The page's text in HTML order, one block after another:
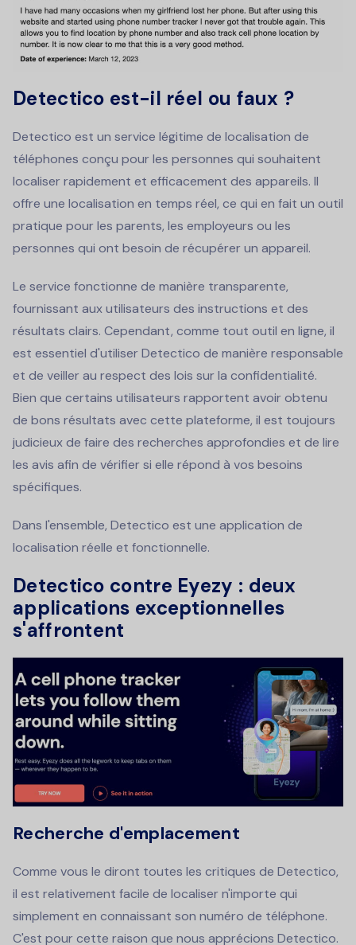
Detectico est-il réel ou faux ?
Detectico est un service légitime de localisation de
téléphones conçu pour les personnes qui souhaitent
localiser rapidement et efficacement des appareils. Il
offre une localisation en temps réel, ce qui en fait un outil
pratique pour les parents, les employeurs ou les
personnes qui ont besoin de récupérer un appareil.
Le service fonctionne de manière transparente,
fournissant aux utilisateurs des instructions et des
résultats clairs. Cependant, comme tout outil en ligne, il
est essentiel d'utiliser Detectico de manière responsable
et de veiller au respect des lois sur la confidentialité.
Bien que certains utilisateurs rapportent avoir obtenu
de bons résultats avec cette plateforme, il est toujours
judicieux de faire des recherches approfondies et de lire
les avis afin de vérifier si elle répond à vos besoins
spécifiques.
Dans l'ensemble, Detectico est une application de
localisation réelle et fonctionnelle.
Detectico contre Eyezy : deux
applications exceptionnelles
s'affrontent
Recherche d'emplacement
Comme vous le diront toutes les critiques de Detectico,
il est relativement facile de localiser n'importe qui
simplement en connaissant son numéro de téléphone.
C'est pour cette raison que nous apprécions Detectico.